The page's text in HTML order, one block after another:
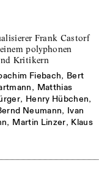
Frank Castorf
polyphonen
Kritikern
Fiebach, Bert
, Matthias
, Henry Hübchen,
Neumann, Ivan
, Martin Linzer, Klaus